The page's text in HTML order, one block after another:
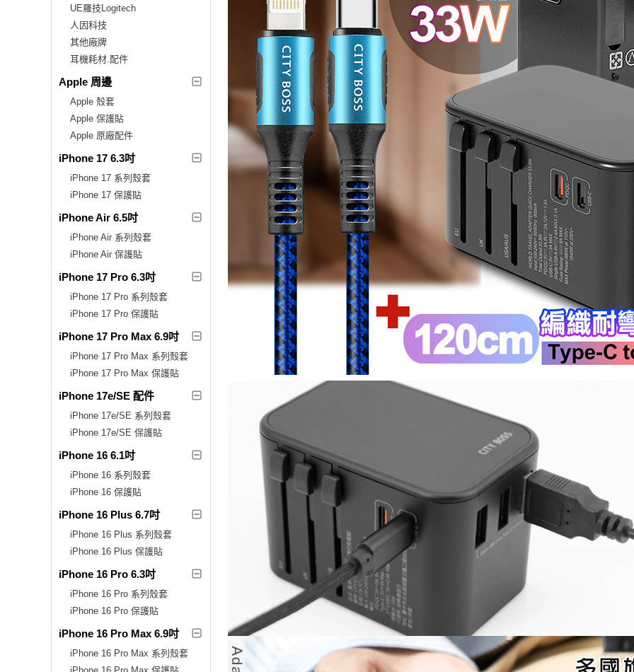
UE羅技Logitech
人因科技
其他廠牌
耳機耗材.配件
Apple 周邊
Apple 殼套
Apple 保護貼
Apple 原廠配件
iPhone 17 6.3吋
iPhone 17 系列殼套
iPhone 17 保護貼
iPhone Air 6.5吋
iPhone Air 系列殼套
iPhone Air 保護貼
iPhone 17 Pro 6.3吋
iPhone 17 Pro 系列殼套
iPhone 17 Pro 保護貼
iPhone 17 Pro Max 6.9吋
iPhone 17 Pro Max 系列殼套
iPhone 17 Pro Max 保護貼
iPhone 17e/SE 配件
iPhone 17e/SE 系列殼套
iPhone 17e/SE 保護貼
iPhone 16 6.1吋
iPhone 16 系列殼套
iPhone 16 保護貼
iPhone 16 Plus 6.7吋
iPhone 16 Plus 系列殼套
iPhone 16 Plus 保護貼
iPhone 16 Pro 6.3吋
iPhone 16 Pro 系列殼套
iPhone 16 Pro 保護貼
iPhone 16 Pro Max 6.9吋
iPhone 16 Pro Max 系列殼套